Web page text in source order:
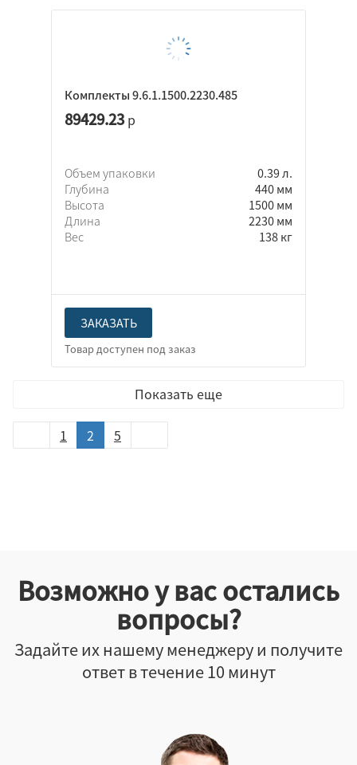
Комплекты 9.6.1.1500.2230.485
89429.23р
Объем упаковки
0.39 л.
Глубина
440 мм
Высота
1500 мм
Длина
2230 мм
Вес
138 кг
ЗАКАЗАТЬ
Показать еще
1 2 5
Возможно у вас остались
вопросы?
Задайте их нашему менеджеру и получите
ответ в течение 10 минут